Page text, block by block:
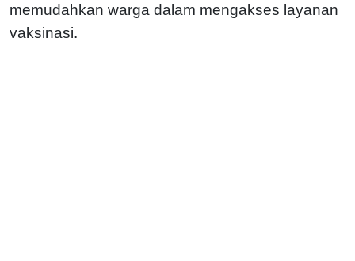
memudahkan warga dalam mengakses layanan
vaksinasi.